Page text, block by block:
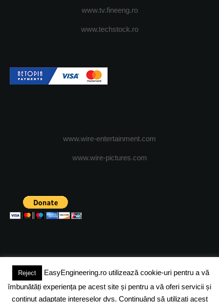
www.tv.fineeng.ro
www.techstock.ro
www.wire-entertainment.com
www.wire-pictures.com
(c) 2024 - FineEngineeringMagazine. All rights reserved.
DESPRE NOI ADVERTISING JOBS DESPRE COOKIES
Reject
EasyEngineering.ro utilizează cookie-uri pentru a vă
îmbunătăți experiența pe acest site și pentru a vă oferi servicii și
conținut adaptate intereselor dvs. Continuând să utilizați acest